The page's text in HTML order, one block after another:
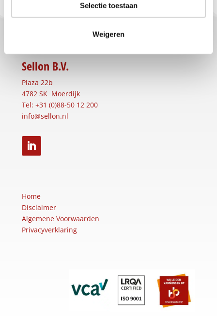
Selectie toestaan
Weigeren
Sellon B.V.
Plaza 22b
4782 SK Moerdijk
Tel: +31 (0)88-50 12 200
info@sellon.nl
Home
Disclaimer
Algemene Voorwaarden
Privacyverklaring